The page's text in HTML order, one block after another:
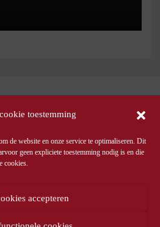
toestemming
de website en onze service te optimaliseren. Dit
geen expliciete toestemming nodig is en die
cookies.
accepteren